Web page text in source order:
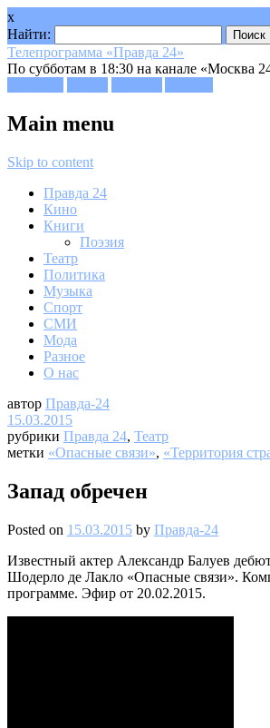
x
Найти:
Телепрограмма «Правда 24»
По субботам в 18:30 на канале «Москва
Main menu
Skip to content
Правда 24
Кино
Книги
Поэзия
Театр
Политика
Музыка
Спорт
СМИ
Мода
Разное
О нас
автор Правда-24
15.03.2015
рубрики Правда 24, Театр
метки «Опасные связи», «Территория
Запад обречен
Posted on 15.03.2015 by Правда-24
Известный актер Александр Балуев
Шодерло де Лакло «Опасные связи».
программе. Эфир от 20.02.2015.